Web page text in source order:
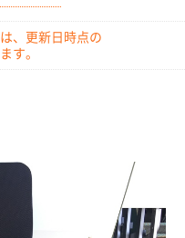
、更新日時点の
す。